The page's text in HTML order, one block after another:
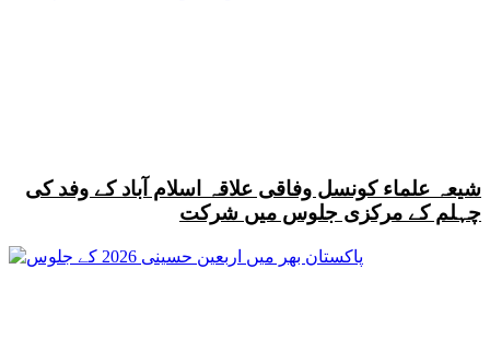
شیعہ علماء کونسل وفاقی علاقہ اسلام آباد کے وفد کی
چہلم کے مرکزی جلوس میں شرکت